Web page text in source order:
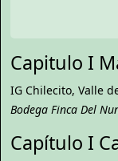
Capitulo I
IG Chilecito, Valle
Bodega Finca Del
Capítulo I